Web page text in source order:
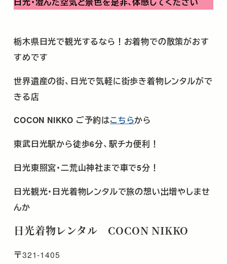
栃木県日光で観光するなら！お着物での散策がおす
すめです
世界遺産の街、日光で気軽に街歩き着物レンタルがで
きる店
COCON NIKKO ご予約はこちらから
東武日光駅から徒歩6分、駅チカ便利！
日光東照宮･二荒山神社まで車で5分！
日光観光･日光着物レンタルで旅の想い出増やしませ
んか
日光着物レンタル COCON NIKKO
〒321-1405